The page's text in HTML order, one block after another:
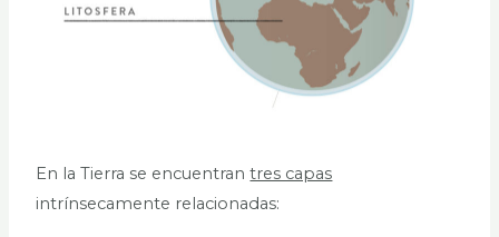
En la Tierra se encuentrantres capas
intrínsecamente relacionadas: